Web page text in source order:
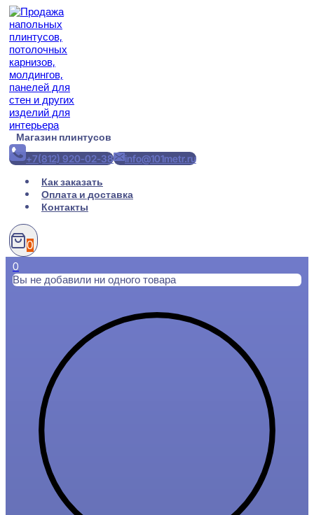
Перейти
содержимому
Магазин плинтусов
+7(812) 920-02-38
info@101metr.ru
Как заказать
Оплата и доставка
Контакты
0
0
Вы не добавили ни одного товара